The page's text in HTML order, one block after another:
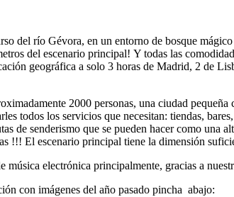
del río Gévora, en un entorno de bosque
del escenario principal! Y todas las
geográfica a solo 3 horas de Madrid, 2 de
2000 personas, una ciudad
todos los servicios que necesitan: tiendas,
de senderismo que se pueden hacer como una
!!! El escenario principal tiene la dimensión
electrónica principalmente, gracias a
con imágenes del año pasado pincha abajo: